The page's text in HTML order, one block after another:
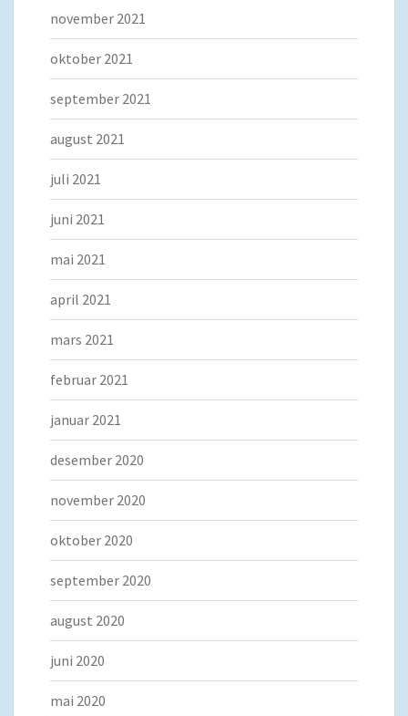
november 2021
oktober 2021
september 2021
august 2021
juli 2021
juni 2021
mai 2021
april 2021
mars 2021
februar 2021
januar 2021
desember 2020
november 2020
oktober 2020
september 2020
august 2020
juni 2020
mai 2020